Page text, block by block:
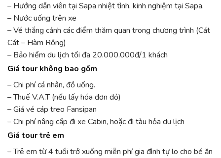
– Hướng dẫn viên tại Sapa nhiệt tình, kinh nghiệm tại Sapa.
– Nước uống trên xe
– Vé thắng cảnh các điểm thăm quan trong chương trình (Cát
Cát – Hàm Rồng)
– Bảo hiểm du lịch tối đa 20.000.000đ/1 khách
Giá tour không bao gồm
– Chi phí cá nhân, đồ uống.
– Thuế V.A.T (nếu lấy hóa đơn đỏ)
– Giá vé cáp treo Fansipan
– Chi phí nâng cấp đi xe Cabin, hoặc đi tàu hỏa du lịch
Giá tour trẻ em
– Trẻ em từ 4 tuổi trở xuống miễn phí gia đình tự lo cho bé ăn